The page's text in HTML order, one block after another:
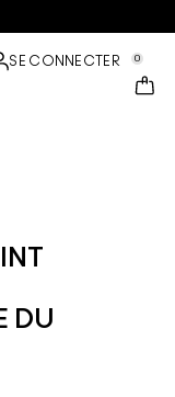
SE CONNECTER 0
DU